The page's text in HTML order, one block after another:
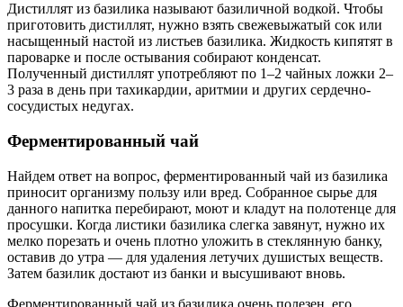
Дистиллят из базилика называют базиличной водкой. Чтобы
приготовить дистиллят, нужно взять свежевыжатый сок или
насыщенный настой из листьев базилика. Жидкость кипятят в
пароварке и после остывания собирают конденсат.
Полученный дистиллят употребляют по 1–2 чайных ложки 2–
3 раза в день при тахикардии, аритмии и других сердечно-
сосудистых недугах.
Ферментированный чай
Найдем ответ на вопрос, ферментированный чай из базилика
приносит организму пользу или вред. Собранное сырье для
данного напитка перебирают, моют и кладут на полотенце для
просушки. Когда листики базилика слегка завянут, нужно их
мелко порезать и очень плотно уложить в стеклянную банку,
оставив до утра — для удаления летучих душистых веществ.
Затем базилик достают из банки и высушивают вновь.
Ферментированный чай из базилика очень полезен, его